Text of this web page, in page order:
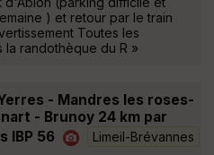
) et retour par le train
Toutes les
randothèque du R »
- Mandres les roses-
- Brunoy 24 km par
IBP 56
Limeil-Brévannes